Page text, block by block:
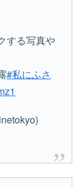
する写真や
#私にふさ